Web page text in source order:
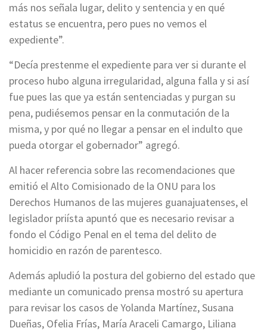
más nos señala lugar, delito y sentencia y en qué
estatus se encuentra, pero pues no vemos el
expediente”.
“Decía prestenme el expediente para ver si durante el
proceso hubo alguna irregularidad, alguna falla y si así
fue pues las que ya están sentenciadas y purgan su
pena, pudiésemos pensar en la conmutación de la
misma, y por qué no llegar a pensar en el indulto que
pueda otorgar el gobernador” agregó.
Al hacer referencia sobre las recomendaciones que
emitió el Alto Comisionado de la ONU para los
Derechos Humanos de las mujeres guanajuatenses, el
legislador priísta apuntó que es necesario revisar a
fondo el Código Penal en el tema del delito de
homicidio en razón de parentesco.
Además apludió la postura del gobierno del estado que
mediante un comunicado prensa mostró su apertura
para revisar los casos de Yolanda Martínez, Susana
Dueñas, Ofelia Frías, María Araceli Camargo, Liliana